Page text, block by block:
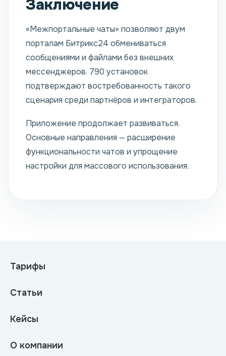
Заключение
«Межпортальные чаты» позволяют двум
порталам Битрикс24 обмениваться
сообщениями и файлами без внешних
мессенджеров. 790 установок
подтверждают востребованность такого
сценария среди партнёров и интеграторов.
Приложение продолжает развиваться.
Основные направления — расширение
функциональности чатов и упрощение
настройки для массового использования.
Тарифы
Статьи
Кейсы
О компании